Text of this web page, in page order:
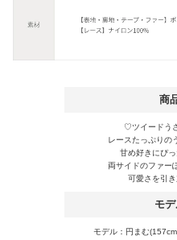
商
♡ツイードう
レースたっぷりの
甘め好きにぴ
両サイドのファー
可愛さを引き
モ
モデル：円まむ